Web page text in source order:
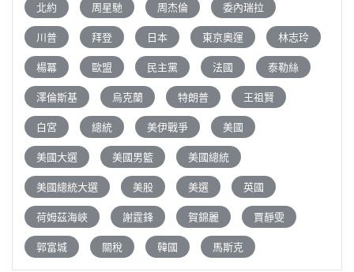
北約 周星馳 周杰倫 委內瑞拉
川普 拜登 日本 東京奧運 林志玲
楊冪 歐盟 民主黨 法國 泰勒絲
澤倫斯基 烏克蘭 特朗普 王祖賢
白宮 總統 美伊戰爭 美國
美國大選 美國男籃 美國總統
美國總統大選 美股 美選 英國
荷姆茲海峽 謝霆鋒 賀錦麗 賈靜雯
郭富城 關稅 韓國 馬斯克